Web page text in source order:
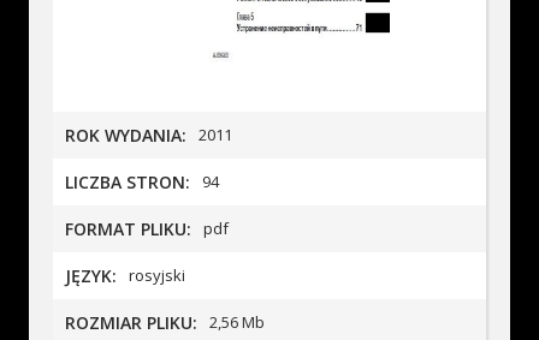
ROK WYDANIA: 2011
LICZBA STRON: 94
FORMAT PLIKU: pdf
JĘZYK: rosyjski
ROZMIAR PLIKU: 2,56 Mb